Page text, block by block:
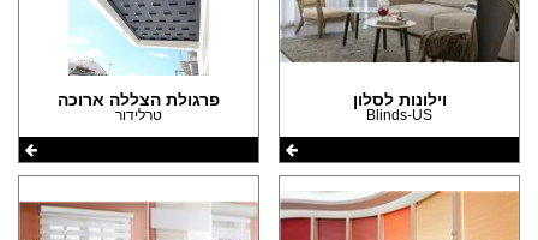
וילונות לסלון
Blinds-US
פרגולת הצללה ארוכה
טרלידור